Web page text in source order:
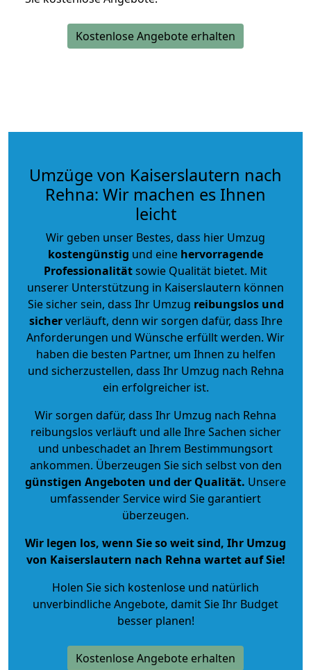
Kostenlose Angebote erhalten
Umzüge von Kaiserslautern nach
Rehna: Wir machen es Ihnen
leicht
Wir geben unser Bestes, dass hier Umzug
kostengünstig und eine hervorragende
Professionalitätsowie Qualität bietet. Mit
unserer Unterstützung in Kaiserslautern können
Sie sicher sein, dass Ihr Umzug reibungslos und
sicherverläuft, denn wir sorgen dafür, dass Ihre
Anforderungen und Wünsche erfüllt werden. Wir
haben die besten Partner, um Ihnen zu helfen
und sicherzustellen, dass Ihr Umzug nach Rehna
ein erfolgreicher ist.
Wir sorgen dafür, dass Ihr Umzug nach Rehna
reibungslos verläuft und alle Ihre Sachen sicher
und unbeschadet an Ihrem Bestimmungsort
ankommen. Überzeugen Sie sich selbst von den
günstigen Angeboten und der Qualität. Unsere
umfassender Service wird Sie garantiert
überzeugen.
Wir legen los, wenn Sie so weit sind, Ihr Umzug
von Kaiserslautern nach Rehna wartet auf Sie!
Holen Sie sich kostenlose und natürlich
unverbindliche Angebote, damit Sie Ihr Budget
besser planen!
Kostenlose Angebote erhalten